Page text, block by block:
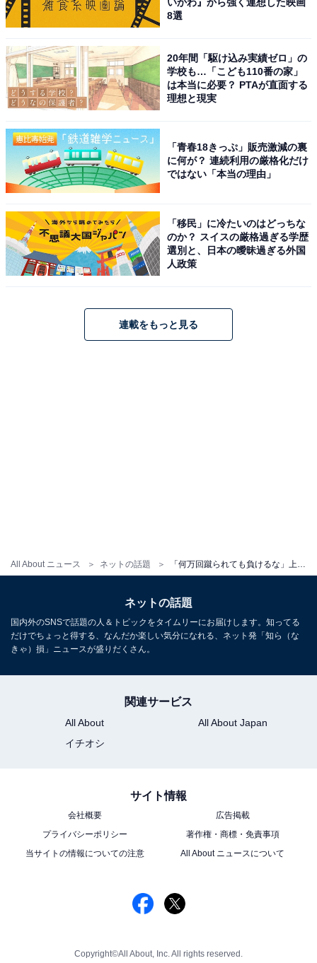
All About ニュース ネットの話題 「何万回蹴られても負けるな」上田竜也、小山慶一郎を“チョイ蹴り”「顔がいっちゃってる」「すごすぎ」
8選
20年間「駆け込み実績ゼロ」の
学校も…「こども110番の家」
は本当に必要？ PTAが直面する
理想と現実
「青春18きっぷ」販売激減の裏
に何が？ 連続利用の厳格化だけ
ではない「本当の理由」
「移民」に冷たいのはどっちな
のか？ スイスの厳格過ぎる学歴
選別と、日本の曖昧過ぎる外国
人政策
連載をもっと見る
ネットの話題
国内外のSNSで話題の人＆トピックをタイムリーにお届けします。知ってる
だけでちょっと得する、なんだか楽しい気分になれる、ネット発「知ら（な
きゃ）損」ニュースが盛りだくさん。
関連サービス
All About
All About Japan
イチオシ
サイト情報
会社概要
広告掲載
プライバシーポリシー
著作権・商標・免責事項
当サイトの情報についての注意
All About ニュースについて
Copyright©All About, Inc. All rights reserved.